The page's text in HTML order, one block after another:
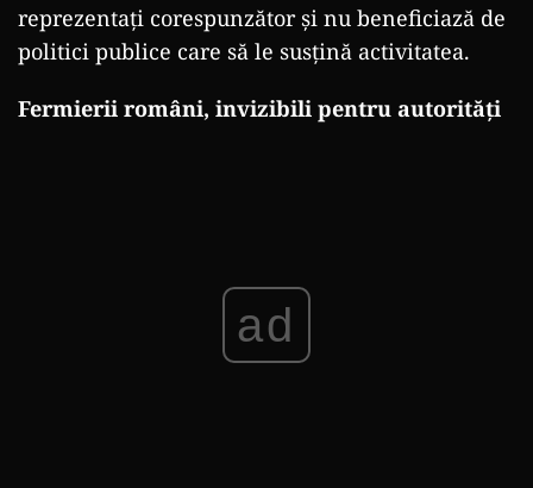
reprezentați corespunzător și nu beneficiază de
politici publice care să le susțină activitatea.
Fermierii români, invizibili pentru autorități
ad